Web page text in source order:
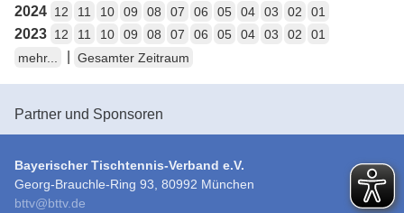
2024 12 11 10 09 08 07 06 05 04 03 02 01
2023 12 11 10 09 08 07 06 05 04 03 02
01
mehr...
Gesamter Zeitraum
Partner und Sponsoren
Bayerischer Tischtennis-Verband e.V.
Georg-Brauchle-Ring 93, 80992 München
bttv@bttv.de